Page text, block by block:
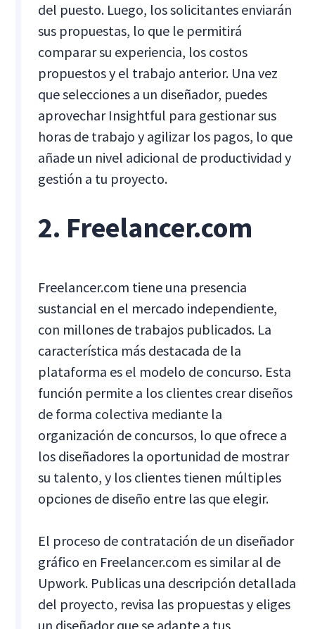
del puesto. Luego, los solicitantes enviarán
sus propuestas, lo que le permitirá
comparar su experiencia, los costos
propuestos y el trabajo anterior. Una vez
que selecciones a un diseñador, puedes
aprovechar Insightful para gestionar sus
horas de trabajo y agilizar los pagos, lo que
añade un nivel adicional de productividad y
gestión a tu proyecto.
2. Freelancer.com
Freelancer.com tiene una presencia
sustancial en el mercado independiente,
con millones de trabajos publicados. La
característica más destacada de la
plataforma es el modelo de concurso. Esta
función permite a los clientes crear diseños
de forma colectiva mediante la
organización de concursos, lo que ofrece a
los diseñadores la oportunidad de mostrar
su talento, y los clientes tienen múltiples
opciones de diseño entre las que elegir.
El proceso de contratación de un diseñador
gráfico en Freelancer.com es similar al de
Upwork. Publicas una descripción detallada
del proyecto, revisa las propuestas y eliges
un diseñador que se adapte a tus